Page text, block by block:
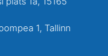
1, Tallinn